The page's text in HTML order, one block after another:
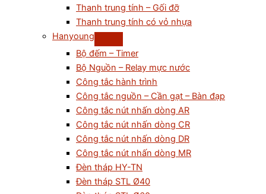
Thanh trung tính – Gối đỡ
Thanh trung tính có vỏ nhựa
Hanyoung
Bộ đếm – Timer
Bộ Nguồn – Relay mực nước
Công tắc hành trình
Công tắc nguồn – Cần gạt – Bàn đạp
Công tắc nút nhấn dòng AR
Công tắc nút nhấn dòng CR
Công tắc nút nhấn dòng DR
Công tắc nút nhấn dòng MR
Đèn tháp HY-TN
Đèn tháp STL Ø40